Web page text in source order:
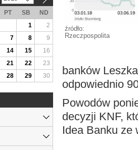
źródło:
Rzeczpospolita
banków
odpowiednio
Powodów
decyzji KNF,
Idea Banku ze
PT SB
ND
1
2
7 8
9
14 15
16
21 22
23
28 29 30